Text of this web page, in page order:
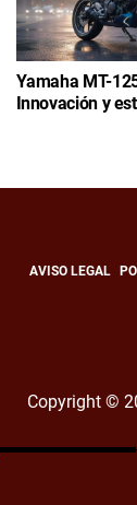
Yamaha MT-
Innovación y
AVISO LEGAL
Copyright ©